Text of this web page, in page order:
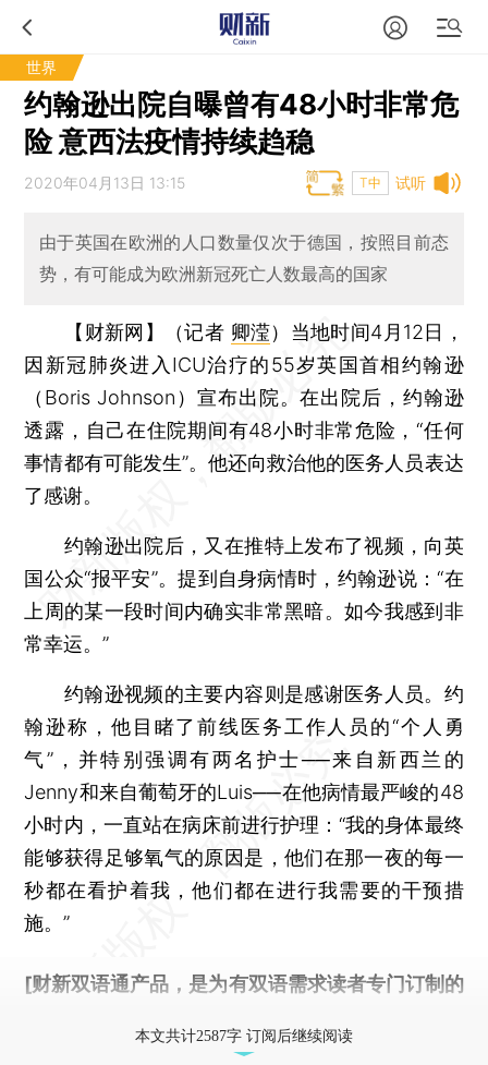
世界
约翰逊出院自曝曾有48小时非常危
险 意西法疫情持续趋稳
试听
2020年04月13日 13:15 T中
由于英国在欧洲的人口数量仅次于德国，按照目前态
势，有可能成为欧洲新冠死亡人数最高的国家
【财新网】（记者 卿滢） 当地时间4月12日，
因新冠肺炎进入ICU治疗的55岁英国首相约翰逊
（Boris Johnson）宣布出院。在出院后，约翰逊
透露，自己在住院期间有48小时非常危险，“任何
事情都有可能发生”。他还向救治他的医务人员表达
了感谢。
约翰逊出院后，又在推特上发布了视频，向英
国公众“报平安”。提到自身病情时，约翰逊说：“在
上周的某一段时间内确实非常黑暗。如今我感到非
常幸运。”
约翰逊视频的主要内容则是感谢医务人员。约
翰逊称，他目睹了前线医务工作人员的“个人勇
气”，并特别强调有两名护士──来自新西兰的
Jenny和来自葡萄牙的Luis──在他病情最严峻的48
小时内，一直站在病床前进行护理：“我的身体最终
能够获得足够氧气的原因是，他们在那一夜的每一
秒都在看护着我，他们都在进行我需要的干预措
施。”
[财新双语通产品，是为有双语需求读者专门订制的
本文共计2587字 订阅后继续阅读